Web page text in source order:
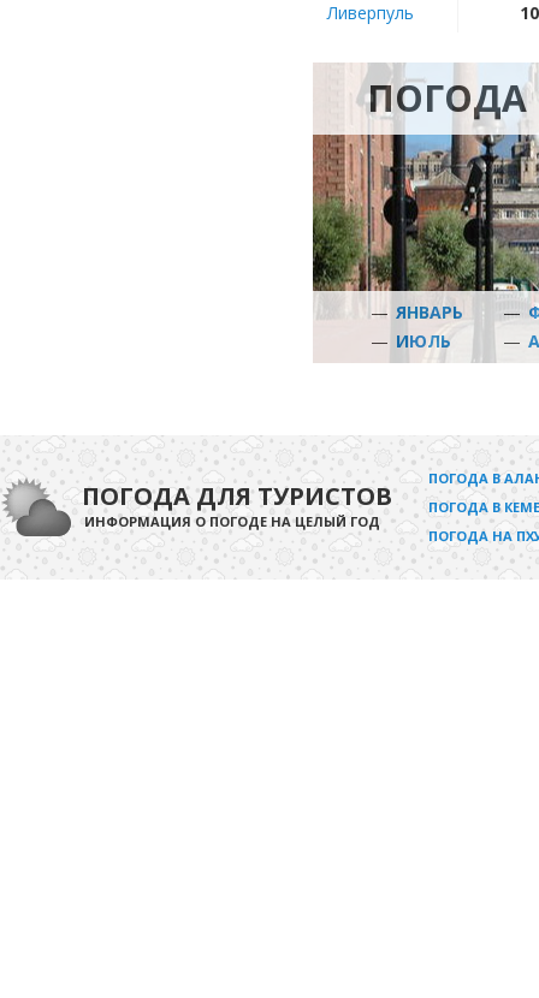
Ливерпуль
ПОГОДА
— ЯНВАРЬ —
— ИЮЛЬ —
ПОГОДА ДЛЯ ТУРИСТОВ
ИНФОРМАЦИЯ О ПОГОДЕ НА ЦЕЛЫЙ ГОД
ПОГОДА В
ПОГОДА В
ПОГОДА НА